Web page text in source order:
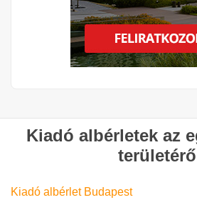
Kiadó albérletek az
Kiadó albérlet Budapest